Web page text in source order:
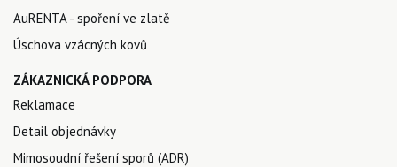
AuRENTA - spoření ve zlatě
Úschova vzácných kovů
ZÁKAZNICKÁ PODPORA
Reklamace
Detail objednávky
Mimosoudní řešení sporů (ADR)